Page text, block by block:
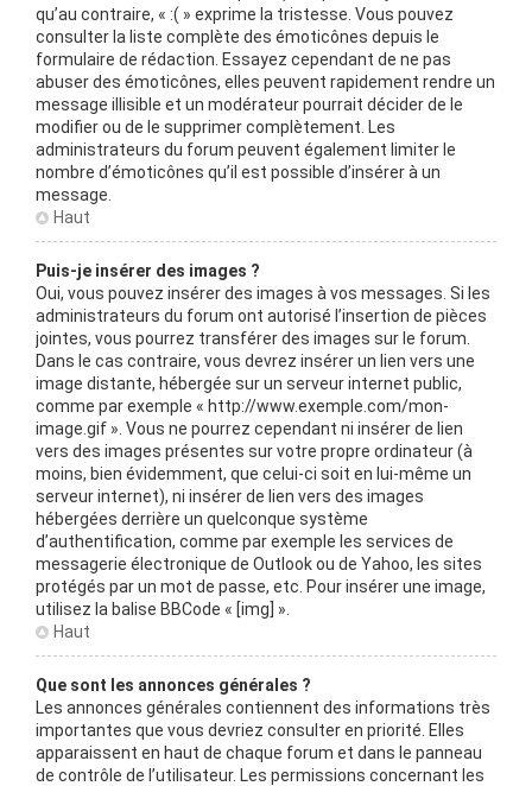
qu’au contraire, « :( » exprime la tristesse. Vous pouvez
consulter la liste complète des émoticônes depuis le
formulaire de rédaction. Essayez cependant de ne pas
abuser des émoticônes, elles peuvent rapidement rendre un
message illisible et un modérateur pourrait décider de le
modifier ou de le supprimer complètement. Les
administrateurs du forum peuvent également limiter le
nombre d’émoticônes qu’il est possible d’insérer à un
message.
Haut
Puis-je insérer des images ?
Oui, vous pouvez insérer des images à vos messages. Si les
administrateurs du forum ont autorisé l’insertion de pièces
jointes, vous pourrez transférer des images sur le forum.
Dans le cas contraire, vous devrez insérer un lien vers une
image distante, hébergée sur un serveur internet public,
comme par exemple « http://www.exemple.com/mon-
image.gif ». Vous ne pourrez cependant ni insérer de lien
vers des images présentes sur votre propre ordinateur (à
moins, bien évidemment, que celui-ci soit en lui-même un
serveur internet), ni insérer de lien vers des images
hébergées derrière un quelconque système
d’authentification, comme par exemple les services de
messagerie électronique de Outlook ou de Yahoo, les sites
protégés par un mot de passe, etc. Pour insérer une image,
utilisez la balise BBCode « [img] ».
Haut
Que sont les annonces générales ?
Les annonces générales contiennent des informations très
importantes que vous devriez consulter en priorité. Elles
apparaissent en haut de chaque forum et dans le panneau
de contrôle de l’utilisateur. Les permissions concernant les